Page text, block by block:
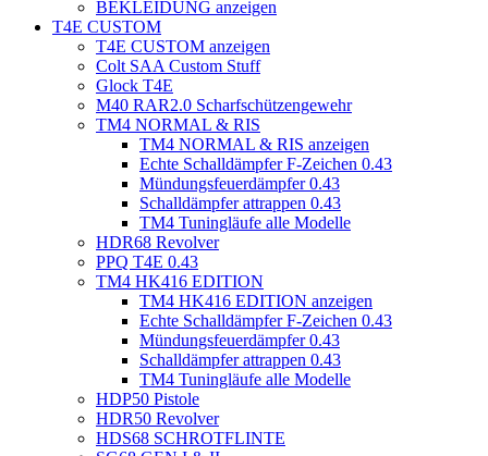
BEKLEIDUNG anzeigen
T4E CUSTOM
T4E CUSTOM anzeigen
Colt SAA Custom Stuff
Glock T4E
M40 RAR2.0 Scharfschützengewehr
TM4 NORMAL & RIS
TM4 NORMAL & RIS anzeigen
Echte Schalldämpfer F-Zeichen 0.43
Mündungsfeuerdämpfer 0.43
Schalldämpfer attrappen 0.43
TM4 Tuningläufe alle Modelle
HDR68 Revolver
PPQ T4E 0.43
TM4 HK416 EDITION
TM4 HK416 EDITION anzeigen
Echte Schalldämpfer F-Zeichen 0.43
Mündungsfeuerdämpfer 0.43
Schalldämpfer attrappen 0.43
TM4 Tuningläufe alle Modelle
HDP50 Pistole
HDR50 Revolver
HDS68 SCHROTFLINTE